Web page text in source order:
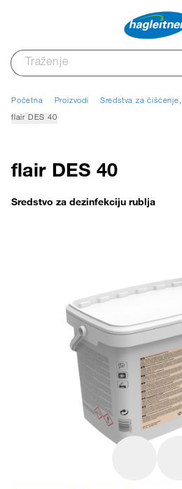
Početna Proizvodi Sredstva za
flair DES 40
flair DES 40
Sredstvo za dezinfekciju rublja